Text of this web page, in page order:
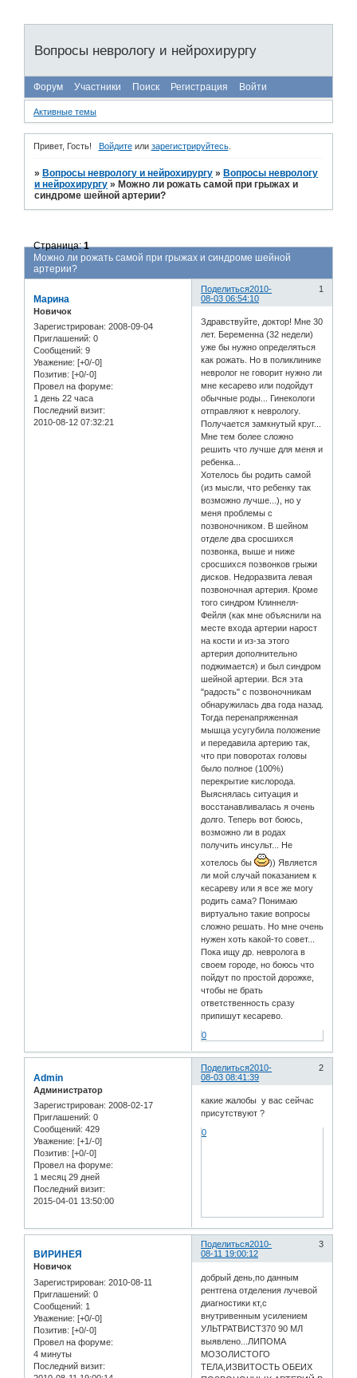
Вопросы неврологу и нейрохирургу
Форум Участники Поиск Регистрация Войти
Активные темы
Привет, Гость! Войдитеили зарегистрируйтесь.
» Вопросы неврологу и нейрохирургу » Вопросы неврологу
и нейрохирургу » Можно ли рожать самой при грыжах и
синдроме шейной артерии?
Можно ли рожать самой при грыжах и синдроме шейной
артерии?
Страница:1
Поделиться 1
2010-
08-03 06:54:10
Марина
Новичок
Зарегистрирован: 2008-09-04
Приглашений: 0
Сообщений: 9
Уважение: [+0/-0]
Позитив: [+0/-0]
Провел на форуме:
1 день 22 часа
Последний визит:
2010-08-12 07:32:21
Здравствуйте, доктор! Мне 30
лет. Беременна (32 недели)
уже бы нужно определяться
как рожать. Но в поликлинике
невролог не говорит нужно ли
мне кесарево или подойдут
обычные роды... Гинекологи
отправляют к неврологу.
Получается замкнутый круг...
Мне тем более сложно
решить что лучше для меня и
ребенка...
Хотелось бы родить самой
(из мысли, что ребенку так
возможно лучше...), но у
меня проблемы с
позвоночником. В шейном
отделе два сросшихся
позвонка, выше и ниже
сросшихся позвонков грыжи
дисков. Недоразвита левая
позвоночная артерия. Кроме
того синдром Клиннеля-
Фейля (как мне объяснили на
месте входа артерии нарост
на кости и из-за этого
артерия дополнительно
поджимается) и был синдром
шейной артерии. Вся эта
"радость" с позвоночникам
обнаружилась два года назад.
Тогда перенапряженная
мышца усугубила положение
и передавила артерию так,
что при поворотах головы
было полное (100%)
перекрытие кислорода.
Выяснялась ситуация и
восстанавливалась я очень
долго. Теперь вот боюсь,
возможно ли в родах
получить инсульт... Не
хотелось бы
)) Является
ли мой случай показанием к
кесареву или я все же могу
родить сама? Понимаю
виртуально такие вопросы
сложно решать. Но мне очень
нужен хоть какой-то совет...
Пока ищу др. невролога в
своем городе, но боюсь что
пойдут по простой дорожке,
чтобы не брать
ответственность сразу
припишут кесарево.
0
Поделиться 2
2010-
08-03 08:41:39
Admin
Администратор
Зарегистрирован: 2008-02-17
Приглашений: 0
Сообщений: 429
Уважение: [+1/-0]
Позитив: [+0/-0]
Провел на форуме:
1 месяц 29 дней
Последний визит:
2015-04-01 13:50:00
какие жалобы у вас сейчас
присутствуют ?
0
Поделиться 3
2010-
08-11 19:00:12
ВИРИНЕЯ
Новичок
Зарегистрирован: 2010-08-11
Приглашений: 0
Сообщений: 1
Уважение: [+0/-0]
Позитив: [+0/-0]
Провел на форуме:
4 минуты
Последний визит:
добрый день,по данным
рентгена отделения лучевой
диагностики кт,с
внутривенным усилением
УЛЬТРАТВИСТ370 90 МЛ
выявлено...ЛИПОМА
МОЗОЛИСТОГО
ТЕЛА,ИЗВИТОСТЬ ОБЕИХ